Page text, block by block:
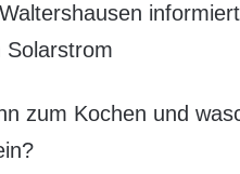
Solarstrom
zum Kochen und